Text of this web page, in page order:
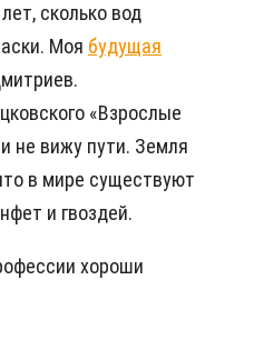
сколько вод
Моя будущая
«Взрослые
не вижу пути. Земля
в мире существуют
и гвоздей.
хороши